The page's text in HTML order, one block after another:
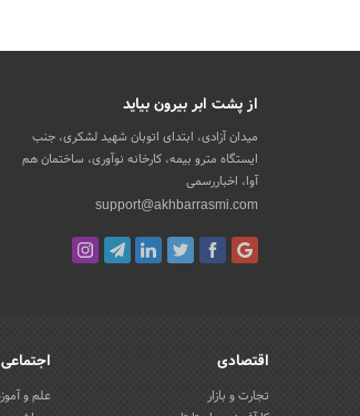
از پشت ابر بیرون بیاید
میدان آزادی، ابتدای اتوبان شهید لشکری، جنب
ایستگاه مترو بیمه، کارخانه نوآوری، ساختمان هم
آوا، اخباررسمی
support@akhbarrasmi.com
اقتصادی
تجارت و بازار
اجتماعی
علم و